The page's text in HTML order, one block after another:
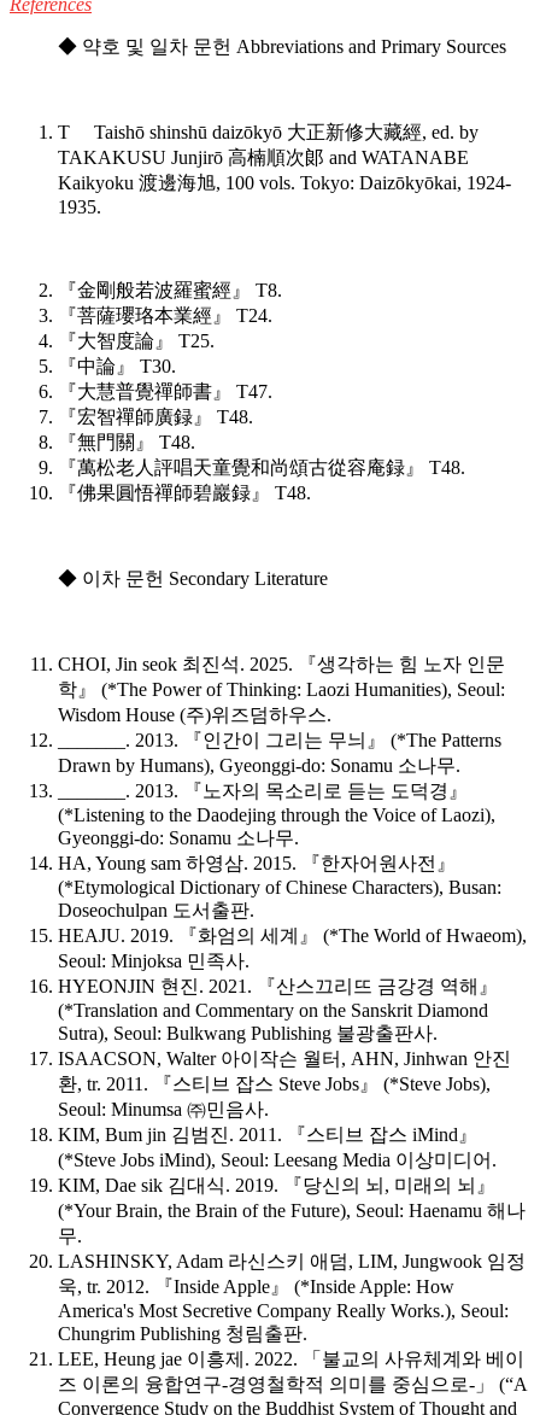
◆ 약호 및 일차 문헌 Abbreviations and Primary Sources
T Taishō shinshū daizōkyō 大正新修大藏經, ed. by
TAKAKUSU Junjirō 高楠順次郞 and WATANABE
Kaikyoku 渡邊海旭, 100 vols. Tokyo: Daizōkyōkai, 1924-
1935.
『金剛般若波羅蜜經』 T8.
『菩薩瓔珞本業經』 T24.
『大智度論』 T25.
『中論』 T30.
『大慧普覺禪師書』 T47.
『宏智禪師廣録』 T48.
『無門關』 T48.
『萬松老人評唱天童覺和尚頌古從容庵録』 T48.
『佛果圓悟禪師碧巖録』 T48.
◆ 이차 문헌 Secondary Literature
CHOI, Jin seok 최진석. 2025. 『생각하는 힘 노자 인문
학』 (*The Power of Thinking: Laozi Humanities), Seoul:
Wisdom House (주)위즈덤하우스.
_______. 2013. 『인간이 그리는 무늬』 (*The Patterns
Drawn by Humans), Gyeonggi-do: Sonamu 소나무.
_______. 2013. 『노자의 목소리로 듣는 도덕경』
(*Listening to the Daodejing through the Voice of Laozi),
Gyeonggi-do: Sonamu 소나무.
HA, Young sam 하영삼. 2015. 『한자어원사전』
(*Etymological Dictionary of Chinese Characters), Busan:
Doseochulpan 도서출판.
HEAJU. 2019. 『화엄의 세계』 (*The World of Hwaeom),
Seoul: Minjoksa 민족사.
HYEONJIN 현진. 2021. 『산스끄리뜨 금강경 역해』
(*Translation and Commentary on the Sanskrit Diamond
Sutra), Seoul: Bulkwang Publishing 불광출판사.
ISAACSON, Walter 아이작슨 월터, AHN, Jinhwan 안진
환, tr. 2011. 『스티브 잡스 Steve Jobs』 (*Steve Jobs),
Seoul: Minumsa ㈜민음사.
KIM, Bum jin 김범진. 2011. 『스티브 잡스 iMind』
(*Steve Jobs iMind), Seoul: Leesang Media 이상미디어.
KIM, Dae sik 김대식. 2019. 『당신의 뇌, 미래의 뇌』
(*Your Brain, the Brain of the Future), Seoul: Haenamu 해나
무.
LASHINSKY, Adam 라신스키 애덤, LIM, Jungwook 임정
욱, tr. 2012. 『Inside Apple』 (*Inside Apple: How
America's Most Secretive Company Really Works.), Seoul:
Chungrim Publishing 청림출판.
LEE, Heung jae 이흥제. 2022. 「불교의 사유체계와 베이
즈 이론의 융합연구-경영철학적 의미를 중심으로-」 (“A
Convergence Study on the Buddhist System of Thought and